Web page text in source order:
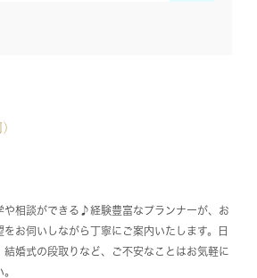
や相談ができる♪経験豊富なプランナーが、お
をお伺いしながら丁寧にご案内いたします。日
結婚式の段取りなど、ご不安なことはお気軽に